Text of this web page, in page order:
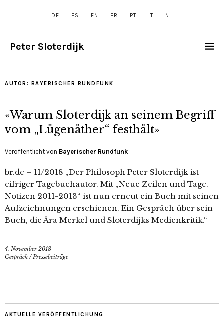
DE ES EN FR PT IT NL
Peter Sloterdijk
AUTOR: BAYERISCHER RUNDFUNK
«Warum Sloterdijk an seinem Begriff
vom „Lügenäther“ festhält»
Veröffentlicht von Bayerischer Rundfunk
br.de – 11/2018 „Der Philosoph Peter Sloterdijk ist
eifriger Tagebuchautor. Mit „Neue Zeilen und Tage.
Notizen 2011-2013“ ist nun erneut ein Buch mit seinen
Aufzeichnungen erschienen. Ein Gespräch über sein
Buch, die Ära Merkel und Sloterdijks Medienkritik.“
4. November 2018
Gespräch /Pressebeiträge
AKTUELLE VERÖFFENTLICHUNG